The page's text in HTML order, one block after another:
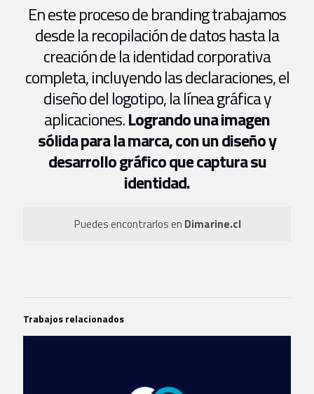
En este proceso de branding trabajamos
desde la recopilación de datos hasta la
creación de la identidad corporativa
completa, incluyendo las declaraciones, el
diseño del logotipo, la línea gráfica y
aplicaciones.Logrando una imagen
sólida para la marca, con un diseño y
desarrollo gráfico que captura su
identidad.
Puedes encontrarlos en Dimarine.cl
Trabajos relacionados